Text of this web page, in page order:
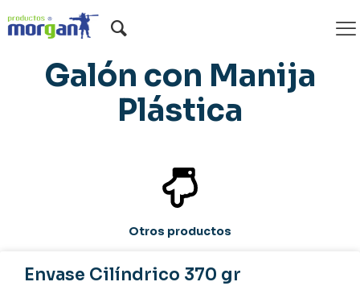
Envase Cilíndrico 1
Galón con Manija
Plástica
Otros productos
Envase Cilíndrico 370 gr